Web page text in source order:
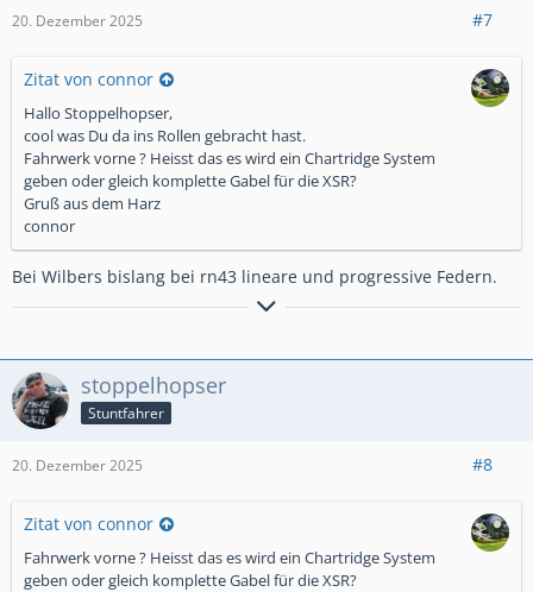
dem KBA geregelt ist können dann auch alle anderen Kenner
Produkte aus dem Hause Wilbers werden. Der Fachmensch
Bereitschaft auch noch entgegen gekommen, was ich als
feinen Zug empfinde. In fünf Wochen sollte alles fertig sein.
Das nenne ich mal ein nettes Weihnachtsgeschenk! Ich werde
berichten wie es dann läuft.
Entspannte Grüße
Stoppelhopser
20. Dezember 2025 #7
Zitat von connor
Hallo Stoppelhopser,
cool was Du da ins Rollen gebracht hast.
Fahrwerk vorne ? Heisst das es wird ein Chartridge System
geben oder gleich komplette Gabel für die XSR?
Gruß aus dem Harz
connor
Bei Wilbers bislang bei rn43 lineare und progressive Federn.
Cu Mick
Ich fahr zur Hölle, braucht wer was?
stoppelhopser
Stuntfahrer
20. Dezember 2025 #8
Zitat von connor
Fahrwerk vorne ? Heisst das es wird ein Chartridge System
geben oder gleich komplette Gabel für die XSR?